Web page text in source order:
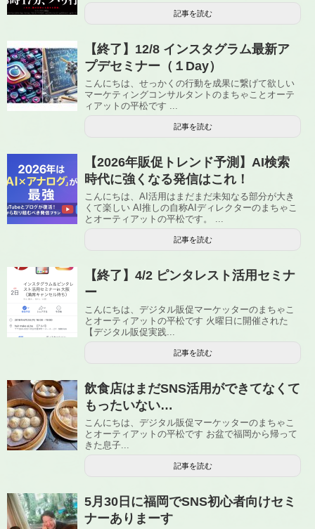
記事を読む
【終了】12/8 インスタグラム最新ア
プデセミナー（１Day）
こんにちは、せっかくの行動を成果に繋げて欲しい
マーケティングコンサルタントのまちゃことオーテ
ィアットの平松です ...
記事を読む
【2026年販促トレンド予測】AI検索
時代に強くなる発信はこれ！
こんにちは、AI活用はまだまだ未知なる部分が大き
くて楽しい AI推しの自称AIディレクターのまちゃこ
とオーティアットの平松です。 ...
記事を読む
【終了】4/2 ピンタレスト活用セミナ
ー
こんにちは、デジタル販促マーケッターのまちゃこ
とオーティアットの平松です 火曜日に開催された
【デジタル販促実践...
記事を読む
飲食店はまだSNS活用ができてなくて
もったいない…
こんにちは、デジタル販促マーケッターのまちゃこ
とオーティアットの平松です お盆で福岡から帰って
きた息子...
記事を読む
5月30日に福岡でSNS初心者向けセミ
ナーありまーす